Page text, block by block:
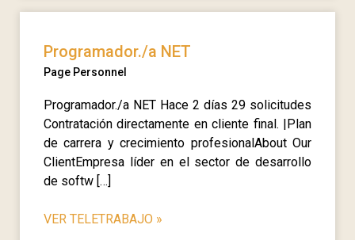
Programador./a NET
Page Personnel
Programador./a NET Hace 2 días 29 solicitudes
Contratación directamente en cliente final. |Plan
de carrera y crecimiento profesionalAbout Our
ClientEmpresa líder en el sector de desarrollo
de softw […]
VER TELETRABAJO »